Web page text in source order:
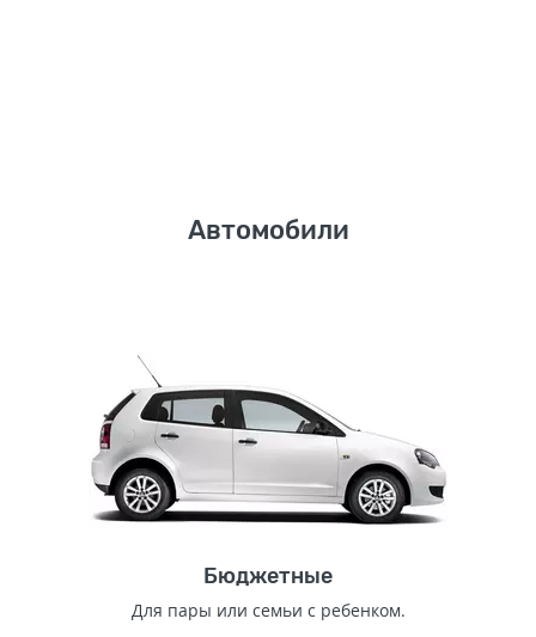
Автомобили
Бюджетные
Для пары или семьи с ребенком.